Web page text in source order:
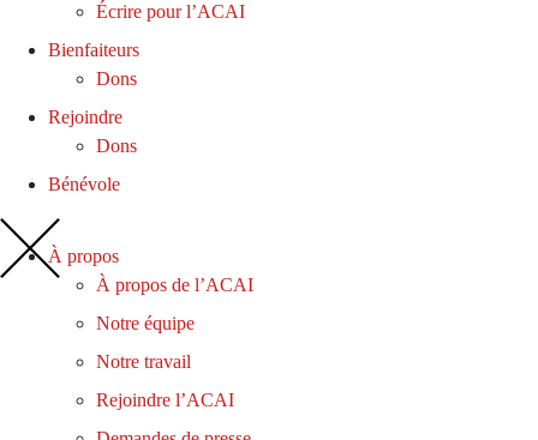
Écrire pour l’ACAI
Bienfaiteurs
Dons
Rejoindre
Dons
Bénévole
À propos
À propos de l’ACAI
Notre équipe
Notre travail
Rejoindre l’ACAI